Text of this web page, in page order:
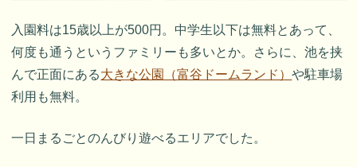
入園料は15歳以上が500円。中学生以下は無料とあって、
何度も通うというファミリーも多いとか。さらに、池を挟
んで正面にある大きな公園（富谷ドームランド）や駐車場
利用も無料。
一日まるごとのんびり遊べるエリアでした。